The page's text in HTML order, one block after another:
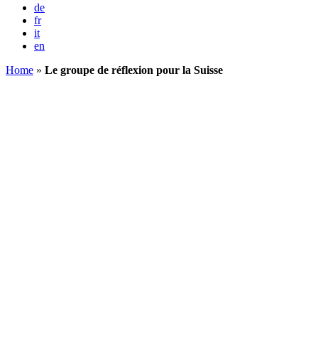
de
fr
it
en
Home » Le groupe de réflexion pour la Suisse